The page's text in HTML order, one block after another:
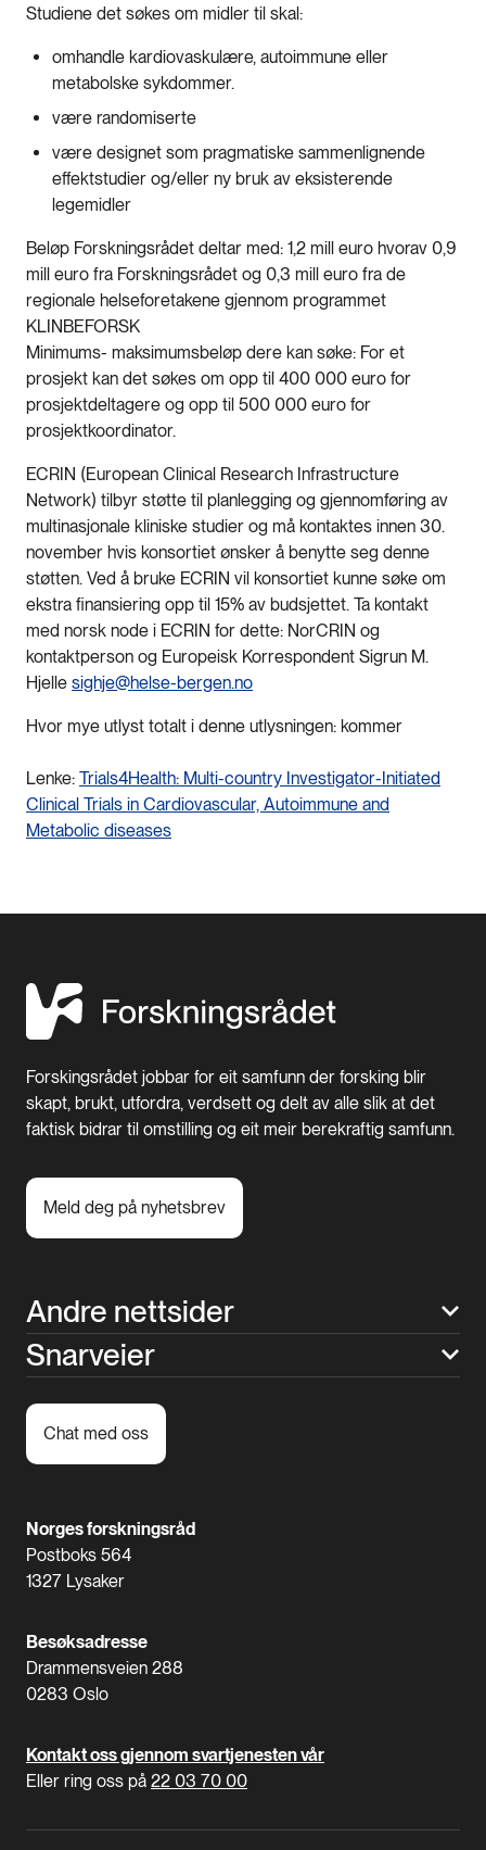
Studiene det søkes om midler til skal:
omhandle kardiovaskulære, autoimmune eller
metabolske sykdommer.
være randomiserte
være designet som pragmatiske sammenlignende
effektstudier og/eller ny bruk av eksisterende
legemidler
Beløp Forskningsrådet deltar med: 1,2 mill euro hvorav 0,9
mill euro fra Forskningsrådet og 0,3 mill euro fra de
regionale helseforetakene gjennom programmet
KLINBEFORSK
Minimums- maksimumsbeløp dere kan søke: For et
prosjekt kan det søkes om opp til 400 000 euro for
prosjektdeltagere og opp til 500 000 euro for
prosjektkoordinator.
ECRIN (European Clinical Research Infrastructure
Network) tilbyr støtte til planlegging og gjennomføring av
multinasjonale kliniske studier og må kontaktes innen 30.
november hvis konsortiet ønsker å benytte seg denne
støtten. Ved å bruke ECRIN vil konsortiet kunne søke om
ekstra finansiering opp til 15% av budsjettet. Ta kontakt
med norsk node i ECRIN for dette: NorCRIN og
kontaktperson og Europeisk Korrespondent Sigrun M.
Hjelle sighje@helse-bergen.no
Hvor mye utlyst totalt i denne utlysningen: kommer
Lenke: Trials4Health: Multi-country Investigator-Initiated
Clinical Trials in Cardiovascular, Autoimmune and
Metabolic diseases
Forskingsrådet jobbar for eit samfunn der forsking blir
skapt, brukt, utfordra, verdsett og delt av alle slik at det
faktisk bidrar til omstilling og eit meir berekraftig samfunn.
Meld deg på nyhetsbrev
Andre nettsider
Snarveier
Chat med oss
Norges forskningsråd
Postboks 564
1327 Lysaker
Besøksadresse
Drammensveien 288
0283 Oslo
Kontakt oss gjennom svartjenesten vår
Eller ring oss på 22 03 70 00